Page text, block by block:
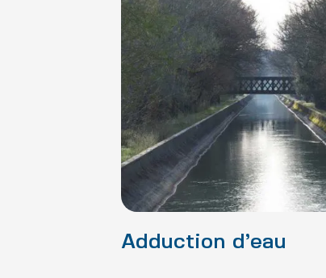
Adduction d’eau